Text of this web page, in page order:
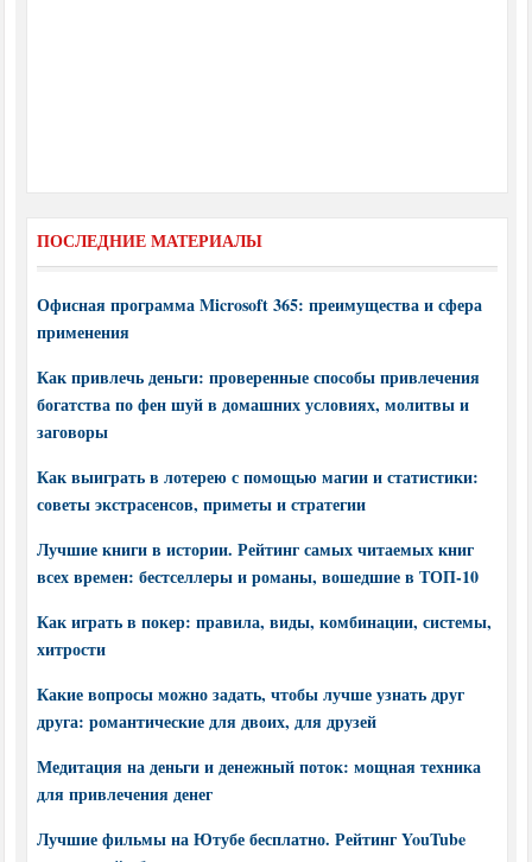
ПОСЛЕДНИЕ МАТЕРИАЛЫ
Офисная программа Microsoft 365: преимущества и сфера
применения
Как привлечь деньги: проверенные способы привлечения
богатства по фен шуй в домашних условиях, молитвы и
заговоры
Как выиграть в лотерею с помощью магии и статистики:
советы экстрасенсов, приметы и стратегии
Лучшие книги в истории. Рейтинг самых читаемых книг
всех времен: бестселлеры и романы, вошедшие в ТОП-10
Как играть в покер: правила, виды, комбинации, системы,
хитрости
Какие вопросы можно задать, чтобы лучше узнать друг
друга: романтические для двоих, для друзей
Медитация на деньги и денежный поток: мощная техника
для привлечения денег
Лучшие фильмы на Ютубе бесплатно. Рейтинг YouTube